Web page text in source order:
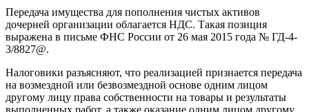
Передача имущества для пополнения чистых активов
дочерней организации облагается НДС. Такая позиция
выражена в письме ФНС России от 26 мая 2015 года № ГД-4-
3/8827@.
Налоговики разъясняют, что реализацией признается передача
на возмездной или безвозмездной основе одним лицом
другому лицу права собственности на товары и результаты